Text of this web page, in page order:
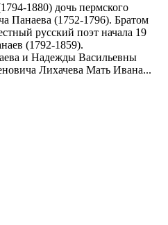
1880) дочь пермского
Панаева (1752-1796). Братом
русский поэт начала 19
(1792-1859).
и Надежды Васильевны
Лихачева Мать Ивана...